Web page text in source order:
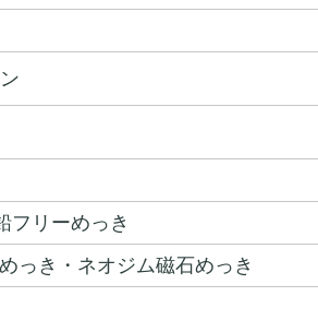
フリーめっき
っき・ネオジム磁石めっき